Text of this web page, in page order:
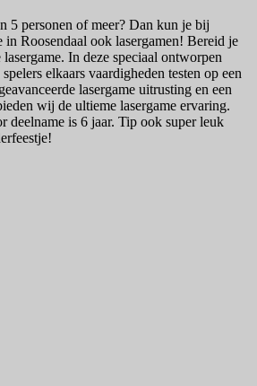
5 personen of meer? Dan kun je bij
in Roosendaal ook lasergamen! Bereid je
In deze speciaal ontworpen
elkaars vaardigheden testen op een
lasergame uitrusting en een
wij de ultieme lasergame ervaring.
deelname is 6 jaar. Tip ook super leuk